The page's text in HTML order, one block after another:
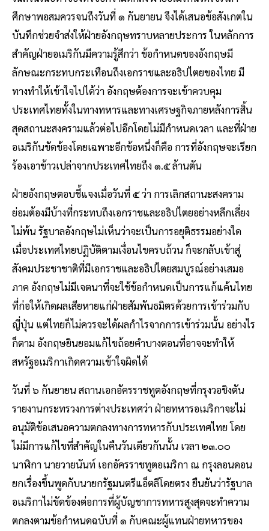
ศึกษาพอสมควรจนถึงวันที่ ๑ กันยายน จึงได้เสนอข้อสังเกตใน
บันทึกช่วยจำส่งให้ฝ่ายอังกฤษทราบหลายประการ ในหลักการ
สำคัญฝ่ายอเมริกันมีความรู้สึกว่า ข้อกำหนดของอังกฤษมี
ลักษณะกระทบกระเทือนถึงเอกราชและอธิปไตยของไทย มี
ทางทำให้เข้าใจไปได้ว่า อังกฤษต้องการจะเข้าควบคุม
ประเทศไทยทั้งในทางทหารและทางเศรษฐกิจภายหลังการสิ้น
สุดสถานะสงครามแล้วต่อไปอีกโดยไม่มีกำหนดเวลา และที่ฝ่าย
อเมริกันขัดข้องโดยเฉพาะอีกข้อหนึ่งก็คือ การที่อังกฤษจะเรียก
ร้องเอาข้าวเปล่าจากประเทศไทยถึง ๑.๕ ล้านตัน
ฝ่ายอังกฤษตอบชี้แจงเมื่อวันที่ ๕ ว่า การเลิกสถานะสงคราม
ย่อมต้องมีบ้างที่กระทบถึงเอกราชและอธิปไตยอย่างหลีกเลี่ยง
ไม่พ้น รัฐบาลอังกฤษไม่เห็นว่าจะเป็นการอยุติธรรมอย่างใด
เมื่อประเทศไทยปฏิบัติตามเงื่อนไขครบถ้วน ก็จะกลับเข้าสู่
สังคมประชาชาติที่มีเอกราชและอธิปไตยสมบูรณ์อย่างเสมอ
ภาค อังกฤษไม่มีเจตนาที่จะใช้ข้อกำหนดเป็นการแก้แค้นไทย
ที่ก่อให้เกิดผลเสียหายแก่ฝ่ายสัมพันธมิตรด้วยการเข้าร่วมกับ
ญี่ปุ่น แต่ไทยก็ไม่ควรจะได้ผลกำไรจากการเข้าร่วมนั้น อย่างไร
ก็ตาม อังกฤษยินยอมแก้ไขถ้อยคำบางตอนที่อาจจะทำให้
สหรัฐอเมริกาเกิดความเข้าใจผิดได้
วันที่ ๖ กันยายน สถานเอกอัครราชทูตอังกฤษที่กรุงวอชิงตัน
รายงานกระทรวงการต่างประเทศว่า ฝ่ายทหารอเมริกาจะไม่
อนุมัติข้อเสนอความตกลงทางการทหารกับประเทศไทย โดย
ไม่มีการแก้ไขที่สำคัญในคืนวันเดียวกันนั้น เวลา ๒๓.๐๐
นาฬิกา นายวายนันท์ เอกอัครราชทูตอเมริกา ณ กรุงลอนดอน
ยกเรื่องขึ้นพูดกับนายกรัฐมนตรีแอ็ตลีโดยตรง ยืนยันว่ารัฐบาล
อเมริกาไม่ขัดข้องต่อการที่ผู้บัญชาการทหารสูงสุดจะทำความ
ตกลงตามข้อกำหนดฉบับที่ ๑ กับคณะผู้แทนฝ่ายทหารของ